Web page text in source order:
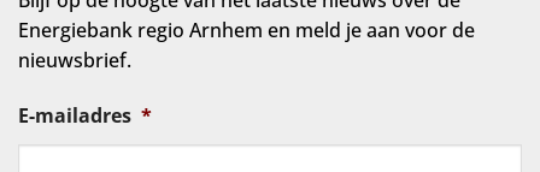
Energiebank regio Arnhem en meld je aan voor de
nieuwsbrief.
E-mailadres *